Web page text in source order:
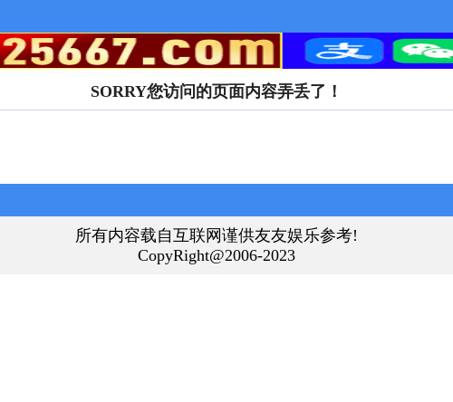
SORRY您访问的页面内容弄丢了！
所有内容载自互联网谨供友友娱乐参考!
CopyRight@2006-2023